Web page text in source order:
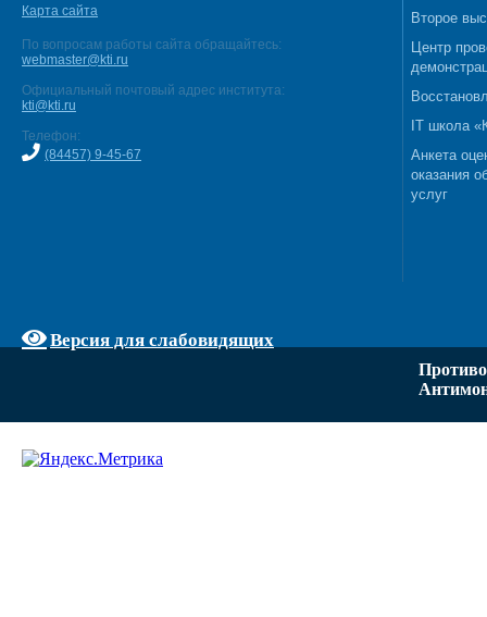
Карта сайта
По вопросам работы сайта обращайтесь:
webmaster@kti.ru
Официальный почтовый адрес института:
kti@kti.ru
Телефон:
(84457) 9-45-67
Версия для слабовидящих
Второе
Центр
IT школа
Анкета
оказания
услуг